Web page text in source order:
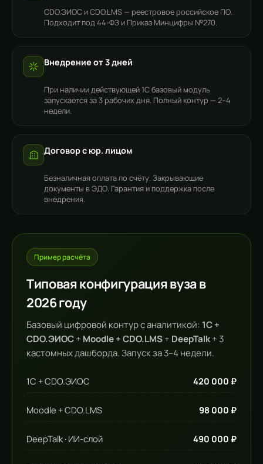
CDO.ЭИОС и CDO.LMS — реестровое российское ПО.
Подходит под 44-ФЗ и Приказ Минцифры №270.
Внедрение от 3 дней
При наличии действующей 1С базовый модуль
запускается за 3 рабочих дня. Полный контур — 2–4
недели.
Договор с юр. лицом
Безналичная оплата по счёту. Закрывающие
документы в ЭДО. Гарантия и поддержка после
внедрения.
Пример расчёта
Типовая конфигурация вуза в
2026 году
Базовый цифровой контур с аналитикой: 1С +
CDO.ЭИОС+ Moodle + CDO.LMS+ DeepTalk+ 3
кастомных дашборда. Запуск за 3–4 недели.
1С + CDO.ЭИОС 420 000 ₽
Moodle + CDO.LMS 98 000 ₽
DeepTalk · ИИ-слой 490 000 ₽